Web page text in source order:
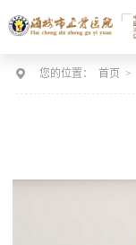
您的位置： 首页 >